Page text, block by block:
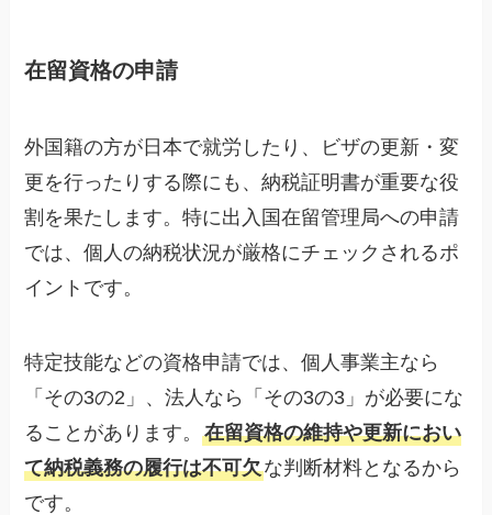
在留資格の申請
外国籍の方が日本で就労したり、ビザの更新・変
更を行ったりする際にも、納税証明書が重要な役
割を果たします。特に出入国在留管理局への申請
では、個人の納税状況が厳格にチェックされるポ
イントです。
特定技能などの資格申請では、個人事業主なら
「その3の2」、法人なら「その3の3」が必要にな
ることがあります。在留資格の維持や更新におい
て納税義務の履行は不可欠な判断材料となるから
です。